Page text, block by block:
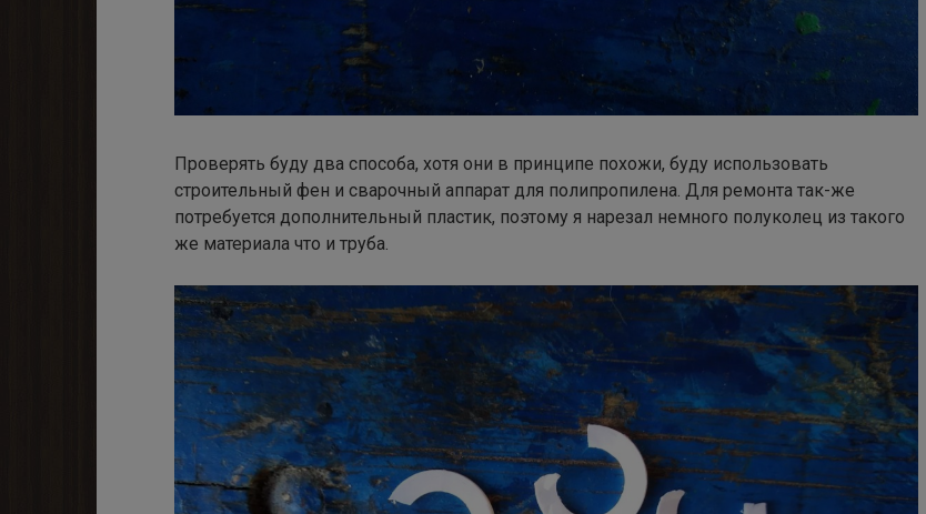
Проверять буду два способа, хотя они в принципе похожи, буду использовать
строительный фен и сварочный аппарат для полипропилена. Для ремонта так-же
потребуется дополнительный пластик, поэтому я нарезал немного полуколец из такого
же материала что и труба.